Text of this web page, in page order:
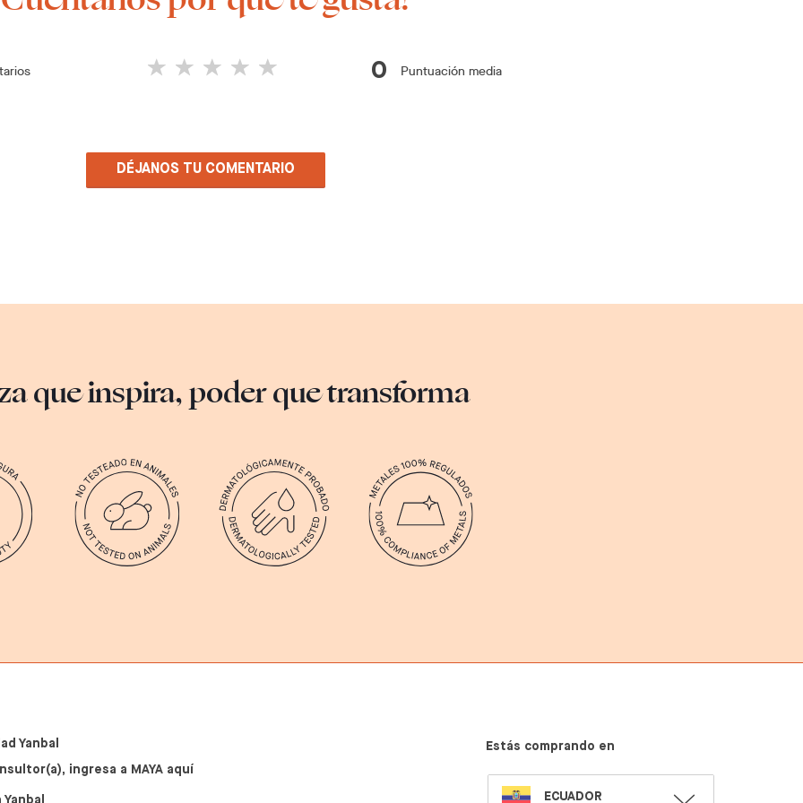
0 Puntuación media
DÉJANOS TU COMENTARIO
que inspira, poder que transforma
Yanbal
ingresa a MAYA aquí
Estás comprando en
SELECT
ECUADOR